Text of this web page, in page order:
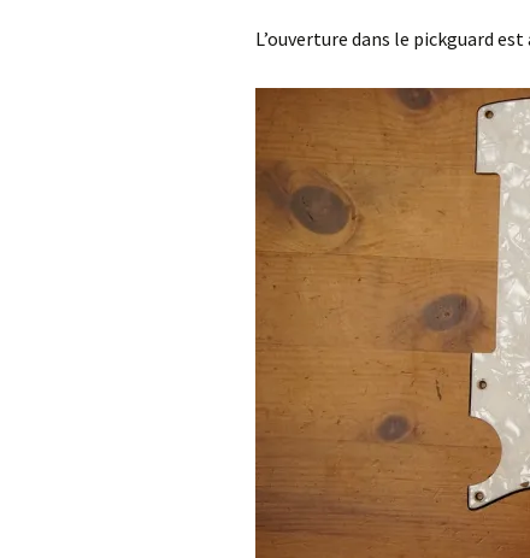
L’ouverture dans le pickguard est